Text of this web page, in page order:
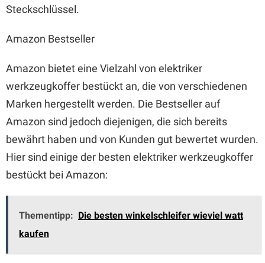
Steckschlüssel.
Amazon Bestseller
Amazon bietet eine Vielzahl von elektriker
werkzeugkoffer bestückt an, die von verschiedenen
Marken hergestellt werden. Die Bestseller auf
Amazon sind jedoch diejenigen, die sich bereits
bewährt haben und von Kunden gut bewertet wurden.
Hier sind einige der besten elektriker werkzeugkoffer
bestückt bei Amazon:
Thementipp: Die besten winkelschleifer wieviel watt
kaufen